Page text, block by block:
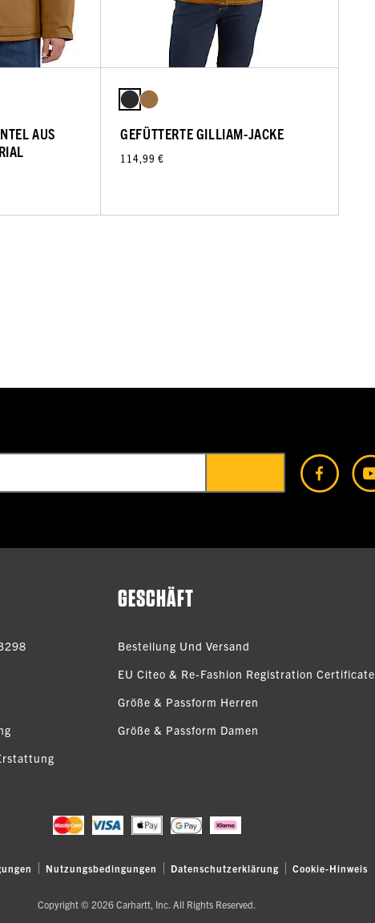
AUS
GEFÜTTERTE GILLIAM-JACKE
114,99 €
GESCHÄFT
Bestellung Und Versand
EU Citeo & Re-Fashion Registration Certificate
Größe & Passform Herren
Größe & Passform Damen
Nutzungsbedingungen Datenschutzerklärung Cookie-Hinweis
Copyright © 2026 Carhartt, Inc. All Rights Reserved.